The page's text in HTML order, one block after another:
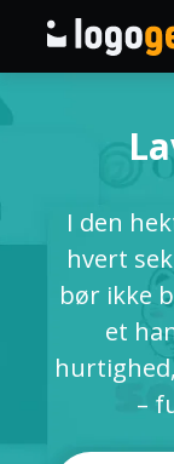
AI
Logoidéer
Trykte
Om
I den
hvert
bør ikke
et
–